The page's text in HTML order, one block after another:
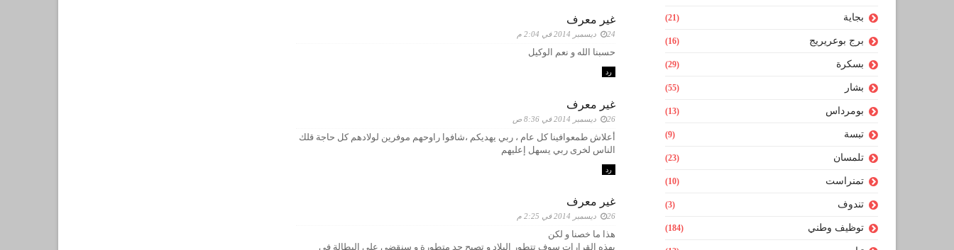
بجاية (21)
برج بوعريريج (16)
بسكرة (29)
بشار (55)
بومرداس (13)
تبسة (9)
تلمسان (23)
تمنراست (10)
تندوف (3)
توظيف وطني (184)
غير معرف
24 ديسمبر 2014 في 2:04 م
حسبنا الله و نعم الوكيل
رد
غير معرف
26 ديسمبر 2014 في 8:36 ص
أعلاش طمعوافينا كل عام ، ربي يهديكم ،شافوا راوحهم موفرين لولادهم كل حاجة قلك
الناس لخرى ربي يسهل إعليهم
رد
غير معرف
26 ديسمبر 2014 في 2:25 م
هذا ما خصنا و لكن
بهذه القرارات سوف تتطور البلاد و تصبح جد متطورة و سنقضي على البطالة في